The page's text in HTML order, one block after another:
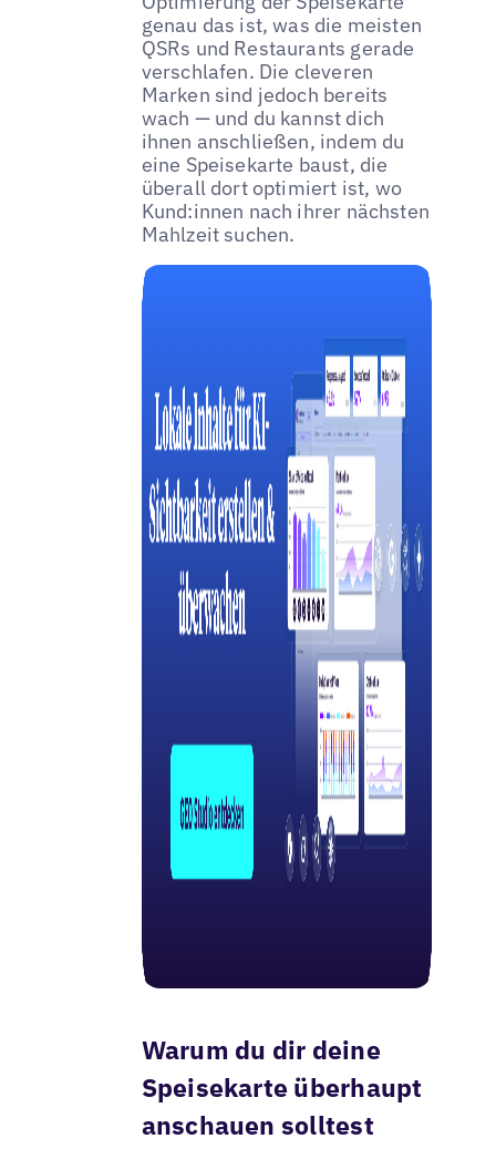
genau das ist, was die meisten
QSRs und Restaurants gerade
verschlafen. Die cleveren
Marken sind jedoch bereits
wach — und du kannst dich
ihnen anschließen, indem du
eine Speisekarte baust, die
überall dort optimiert ist, wo
Kund:innen nach ihrer nächsten
Mahlzeit suchen.
Warum du dir deine
Speisekarte überhaupt
anschauen solltest